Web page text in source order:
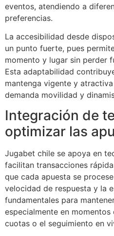
eventos, atendiendo a
preferencias.
La accesibilidad desde
un punto fuerte, pues
momento y lugar sin perder
Esta adaptabilidad
mantenga vigente y
demanda movilidad y
Integración de
optimizar las
Jugabet chile se apoya en
facilitan transacciones
que cada apuesta se
velocidad de respuesta y la
fundamentales para
especialmente en
cuotas o el seguimiento en